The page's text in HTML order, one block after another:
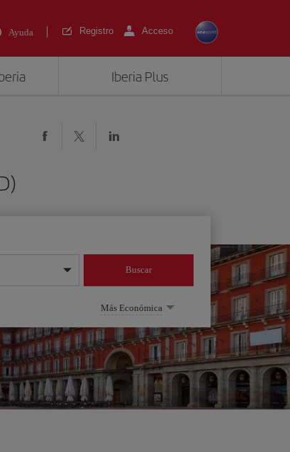
Ayuda Registro Acceso
Iberia Plus
año
Buscar
Más Económica